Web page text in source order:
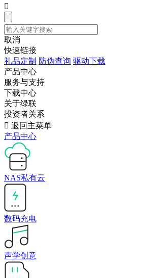

取消
快速链接
礼品定制 防伪查询 驱动下载
产品中心
服务与支持
下载中心
关于绿联
投资者关系
 返回主菜单
产品中心
NAS私有云
数码充电
声学创意